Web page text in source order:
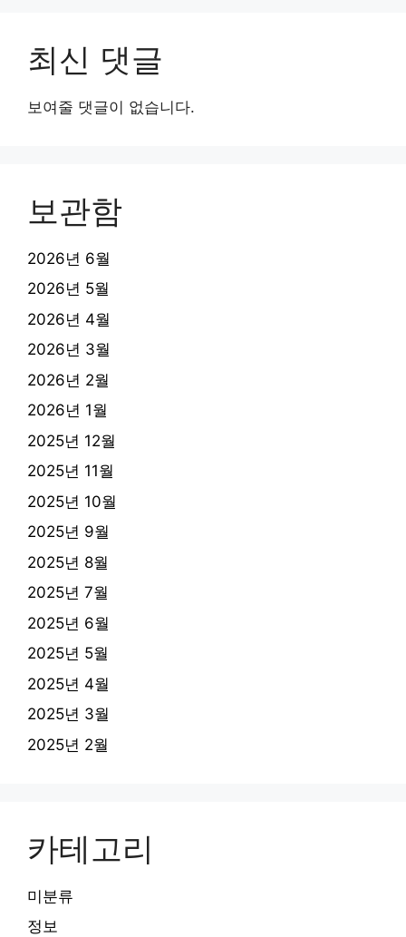
최신 댓글
보여줄 댓글이 없습니다.
보관함
2026년 6월
2026년 5월
2026년 4월
2026년 3월
2026년 2월
2026년 1월
2025년 12월
2025년 11월
2025년 10월
2025년 9월
2025년 8월
2025년 7월
2025년 6월
2025년 5월
2025년 4월
2025년 3월
2025년 2월
카테고리
미분류
정보